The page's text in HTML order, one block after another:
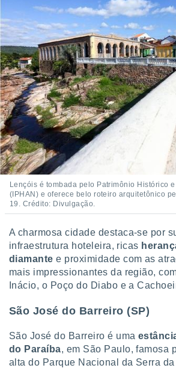
Lençóis é tombada pelo Patrimônio Histórico
(IPHAN) e oferece belo roteiro arquitetônico
19. Crédito: Divulgação.
A charmosa cidade destaca-se por
infraestrutura hoteleira, ricas
diamante e proximidade com as
mais impressionantes da região,
Inácio, o Poço do Diabo e a
São José do Barreiro (SP)
São José do Barreiro é uma
do Paraíba, em São Paulo, famosa
alta do Parque Nacional da Serra